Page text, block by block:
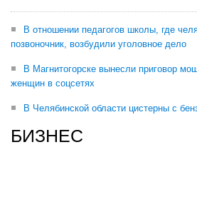
В отношении педагогов школы, где
позвоночник, возбудили уголовное дело
В Магнитогорске вынесли приговор
женщин в соцсетях
В Челябинской области цистерны с
БИЗНЕС